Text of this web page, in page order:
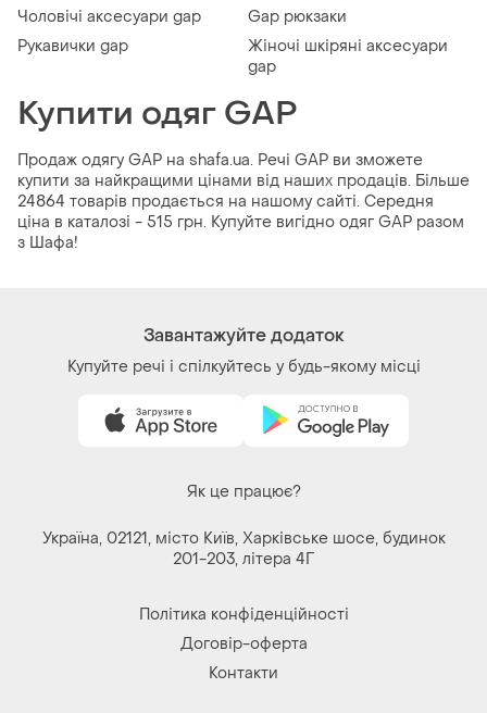
Чоловічі аксесуари gap
Gap рюкзаки
Рукавички gap
Жіночі шкіряні аксесуари
gap
Купити одяг GAP
Продаж одягу GAP на shafa.ua. Речі GAP ви зможете
купити за найкращими цінами від наших продаців. Більше
24864 товарів продається на нашому сайті. Середня
ціна в каталозі - 515 грн. Купуйте вигідно одяг GAP разом
з Шафа!
Завантажуйте додаток
Купуйте речі і спілкуйтесь у будь-якому місці
Як це працює?
Україна, 02121, місто Київ, Харківське шосе, будинок
201-203, літера 4Г
Політика конфіденційності
Договір-оферта
Контакти